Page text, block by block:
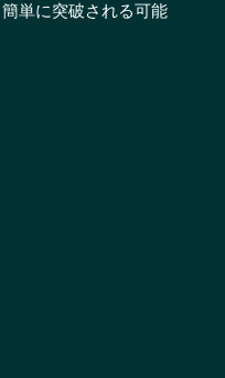
単に突破される可能